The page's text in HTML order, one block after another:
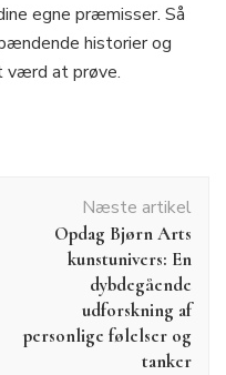
egne præmisser. Så
historier og
værd at prøve.
Næste artikel
Opdag Bjørn Arts
kunstunivers: En
dybdegående
udforskning af
personlige følelser og
tanker